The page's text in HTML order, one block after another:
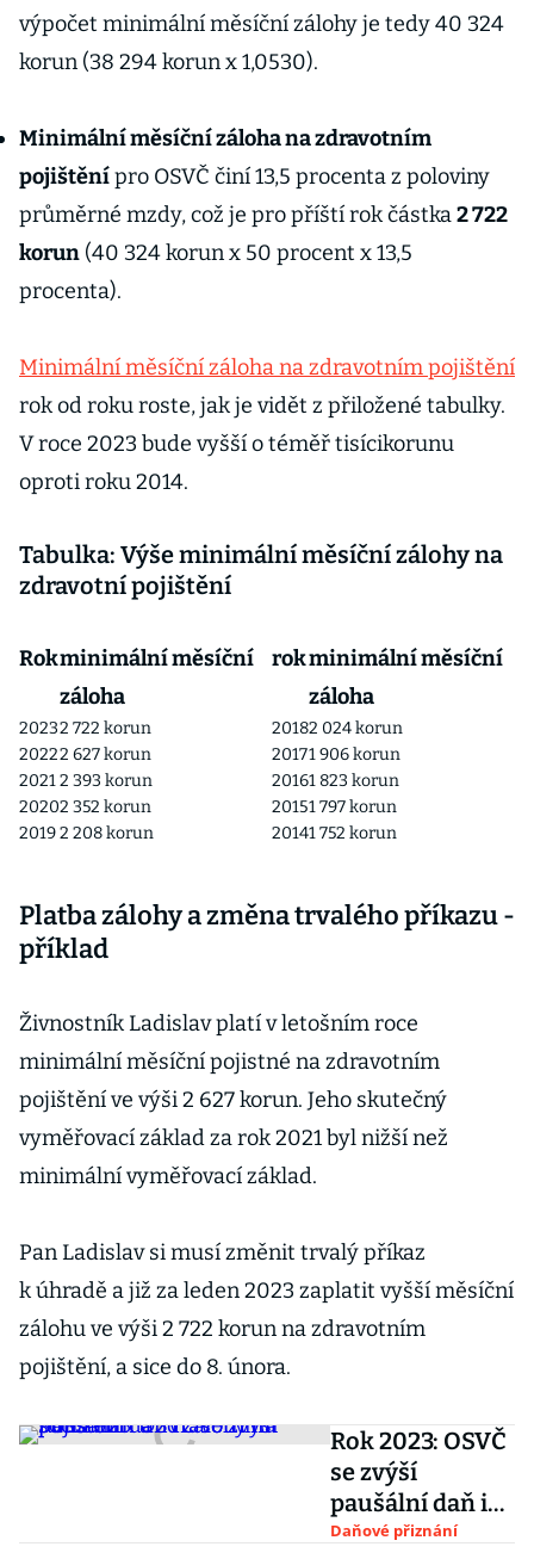
výpočet minimální měsíční zálohy je tedy 40 324
korun (38 294 korun x 1,0530).
Minimální měsíční záloha na zdravotním
pojištěnípro OSVČ činí 13,5 procenta z poloviny
průměrné mzdy, což je pro příští rok částka2 722
korun (40 324 korun x 50 procent x 13,5
procenta).
Minimální měsíční záloha na zdravotním pojištění
rok od roku roste, jak je vidět z přiložené tabulky.
V roce 2023 bude vyšší o téměř tisícikorunu
oproti roku 2014.
Tabulka: Výše minimální měsíční zálohy na
zdravotní pojištění
Rokminimální měsíční
záloha
rokminimální měsíční
záloha
20232 722 korun 20182 024 korun
20222 627 korun 20171 906 korun
20212 393 korun 20161 823 korun
20202 352 korun 20151 797 korun
20192 208 korun 20141 752 korun
Platba zálohy a změna trvalého příkazu -
příklad
Živnostník Ladislav platí v letošním roce
minimální měsíční pojistné na zdravotním
pojištění ve výši 2 627 korun. Jeho skutečný
vyměřovací základ za rok 2021 byl nižší než
minimální vyměřovací základ.
Pan Ladislav si musí změnit trvalý příkaz
k úhradě a již za leden 2023 zaplatit vyšší měsíční
zálohu ve výši 2 722 korun na zdravotním
pojištění, a sice do 8. února.
Rok 2023: OSVČ
se zvýší
paušální daň i
zálohy na
Daňové přiznání